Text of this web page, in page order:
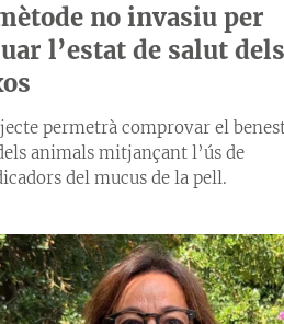
no invasiu per
l’estat de salut dels
permetrà comprovar el
animals mitjançant l’ús de
del mucus de la pell.